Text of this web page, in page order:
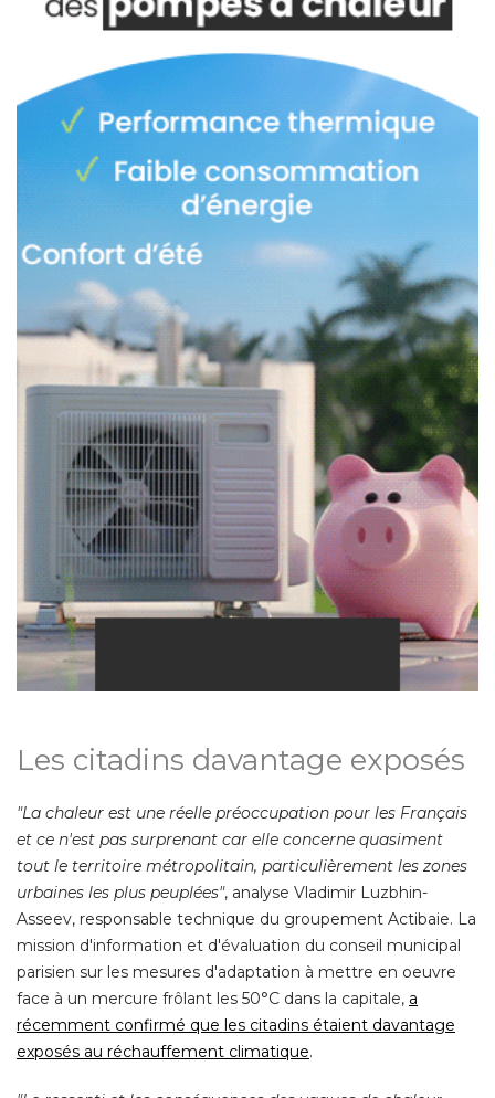
Les citadins davantage exposés
"La chaleur est une réelle préoccupation pour les Français
et ce n'est pas surprenant car elle concerne quasiment
tout le territoire métropolitain, particulièrement les zones
urbaines les plus peuplées", analyse Vladimir Luzbhin-
Asseev, responsable technique du groupement Actibaie. La
mission d'information et d'évaluation du conseil municipal
parisien sur les mesures d'adaptation à mettre en oeuvre
face à un mercure frôlant les 50°C dans la capitale, a
récemment confirmé que les citadins étaient davantage
exposés au réchauffement climatique.